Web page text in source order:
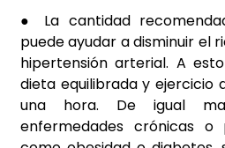
● La cantidad
puede ayudar a disminuir el
hipertensión arterial. A
dieta equilibrada y ejercicio
una hora. De igual
enfermedades crónicas o